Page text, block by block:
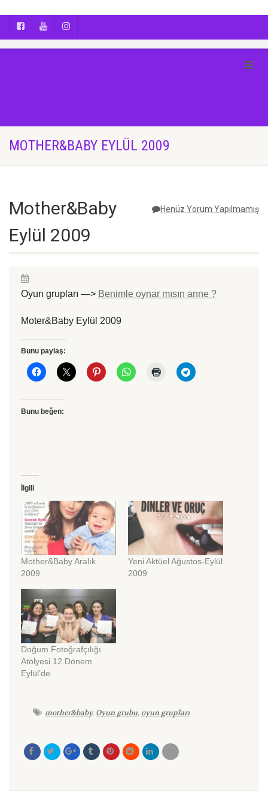
MOTHER&BABY EYLÜL 2009
Henüz Yorum Yapılmamış
Mother&Baby
Eylül 2009
Oyun grupları —> Benimle oynar mısın anne ?
Moter&Baby Eylül 2009
Bunu paylaş:
Bunu beğen:
İlgili
Mother&Baby Aralık
2009
Yeni Aktüel Ağustos-Eylül
2009
Doğum Fotoğrafçılığı
Atölyesi 12.Dönem
Eylül’de
mother&baby, Oyun grubu, oyun grupları